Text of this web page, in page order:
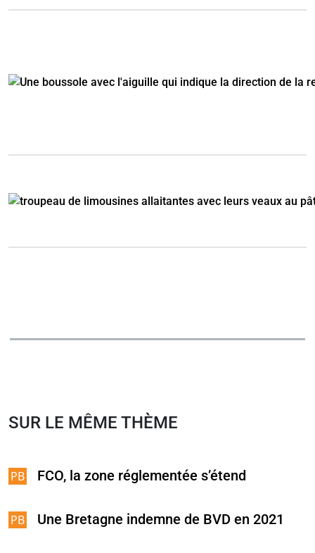
SUR LE MÊME THÈME
FCO, la zone réglementée s’étend
Une Bretagne indemne de BVD en 2021